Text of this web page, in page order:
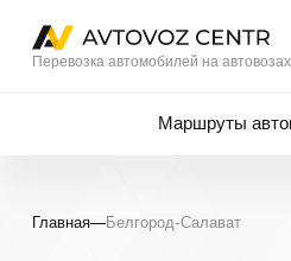
Перевозка автомобилей на
Маршруты
Главная—Белгород-Салават